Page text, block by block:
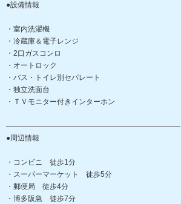
●設備情報
・室内洗濯機
・冷蔵庫＆電子レンジ
・2口ガスコンロ
・オートロック
・バス・トイレ別セパレート
・独立洗面台
・ＴＶモニター付きインターホン
――――――――――――――――――――――――
●周辺情報
・コンビニ 徒歩1分
・スーパーマーケット 徒歩5分
・郵便局 徒歩4分
・博多阪急 徒歩7分